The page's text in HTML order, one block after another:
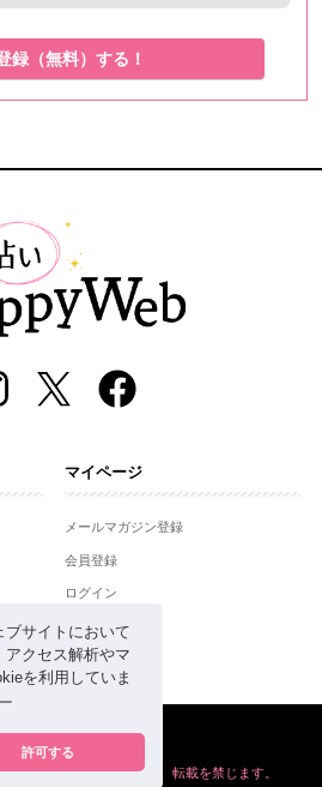
ブサイトにおいて
アクセス解析やマ
を利用していま
許可する
録（無料）する！
マイページ
メールマガジン登録
会員登録
ログイン
powered by
のコンテンツの無断複写、転載を禁じます。